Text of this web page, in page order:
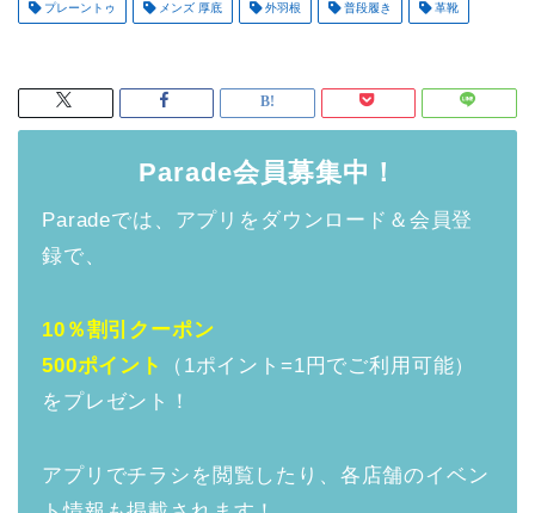
プレーントゥ メンズ 厚底 外羽根 普段履き 革靴
Parade会員募集中！
Paradeでは、アプリをダウンロード＆会員登
録で、
10％割引クーポン
500ポイント
（1ポイント=1円でご利用可能）
をプレゼント！
アプリでチラシを閲覧したり、各店舗のイベン